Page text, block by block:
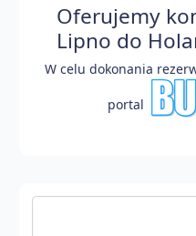
Oferujemy
Lipno do
W celu dokonania
portal